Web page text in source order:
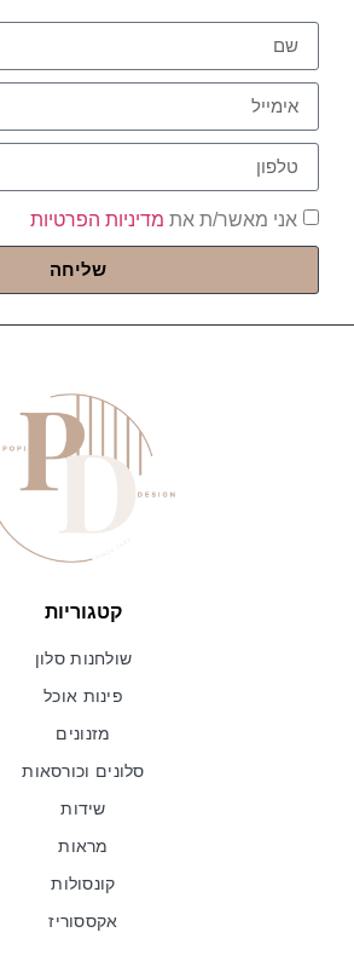
אני מאשר/ת את מדיניות הפרטיות
שליחה
קטגוריות
שולחנות סלון
פינות אוכל
מזנונים
סלונים וכורסאות
שידות
מראות
קונסולות
אקססוריז